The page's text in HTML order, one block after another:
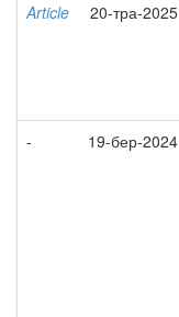
Article
20-тра-2025
- 19-бер-2024